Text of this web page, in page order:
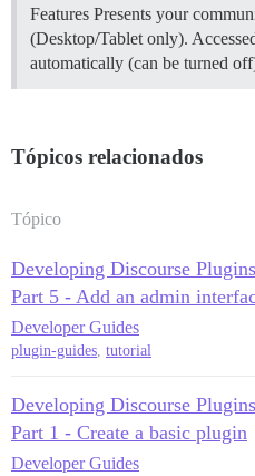
Features Presents your
(Desktop/Tablet only).
automatically (can be turned
Tópicos relacionados
Tópico
Developing Discourse
Part 5 - Add an admin
Developer Guides
plugin-guides tutorial
Developing Discourse
Part 1 - Create a basic plugin
Developer Guides